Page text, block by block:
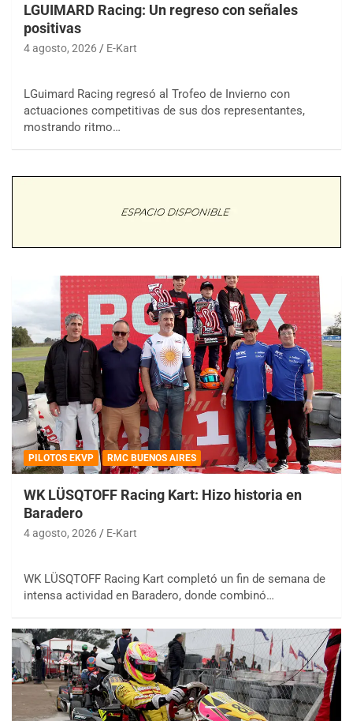
LGUIMARD Racing: Un regreso con señales
positivas
4 agosto, 2026 E-Kart
LGuimard Racing regresó al Trofeo de Invierno con
actuaciones competitivas de sus dos representantes,
mostrando ritmo…
PILOTOS EKVP RMC BUENOS AIRES
WK LÜSQTOFF Racing Kart: Hizo historia en
Baradero
4 agosto, 2026 E-Kart
WK LÜSQTOFF Racing Kart completó un fin de semana de
intensa actividad en Baradero, donde combinó…